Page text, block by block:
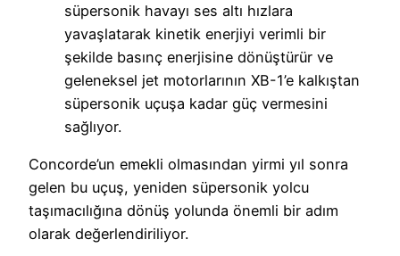
süpersonik havayı ses altı hızlara
yavaşlatarak kinetik enerjiyi verimli bir
şekilde basınç enerjisine dönüştürür ve
geleneksel jet motorlarının XB-1’e kalkıştan
süpersonik uçuşa kadar güç vermesini
sağlıyor.
Concorde’un emekli olmasından yirmi yıl sonra
gelen bu uçuş, yeniden süpersonik yolcu
taşımacılığına dönüş yolunda önemli bir adım
olarak değerlendiriliyor.